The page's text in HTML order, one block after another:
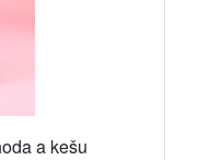
a kešu